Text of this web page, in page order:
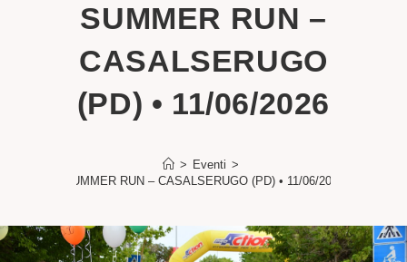
SUMMER RUN –
CASALSERUGO
(PD) • 11/06/2026
> Eventi >
SUMMER RUN – CASALSERUGO (PD) • 11/06/2026